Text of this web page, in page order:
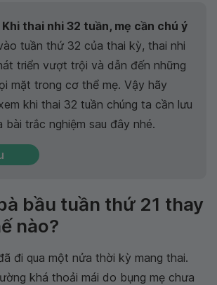
thai nhi 32 tuần, mẹ cần chú ý
tuần thứ 32 của thai kỳ, thai nhi
triển vượt trội và dẫn đến những
mặt trong cơ thể mẹ. Vậy hãy
khi thai 32 tuần chúng ta cần lưu
bài trắc nghiệm sau đây nhé.
bầu tuần thứ 21 thay
nào?
đi qua một nửa thời kỳ mang thai.
khá thoải mái do bụng mẹ chưa